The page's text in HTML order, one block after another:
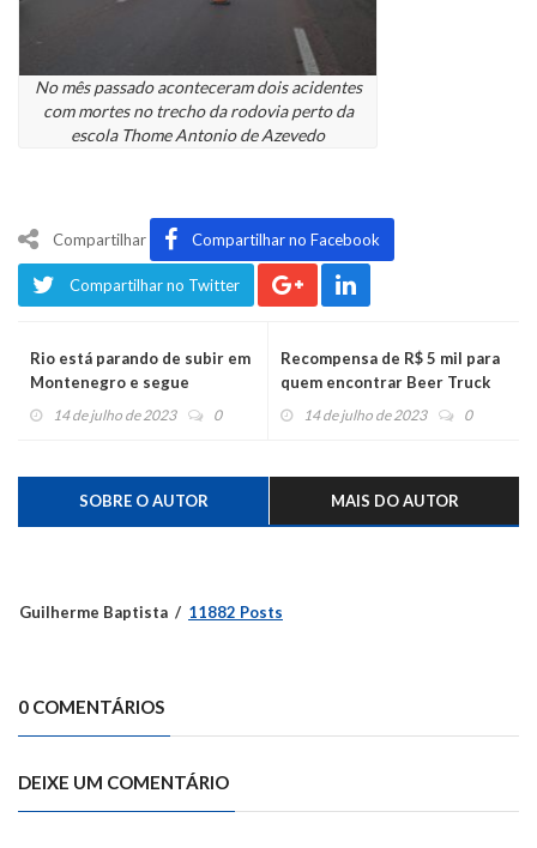
No mês passado aconteceram dois acidentes
com mortes no trecho da rodovia perto da
escola Thome Antonio de Azevedo
Compartilhar Compartilhar no Facebook
Compartilhar no Twitter
Rio está parando de subir em
Montenegro e segue
baixando no Caí
14 de julho de 2023 0
Recompensa de R$ 5 mil para
quem encontrar Beer Truck
furtado14 de julho de 2023 0
SOBRE O AUTOR MAIS DO AUTOR
Guilherme Baptista 11882 Posts
0 COMENTÁRIOS
DEIXE UM COMENTÁRIO